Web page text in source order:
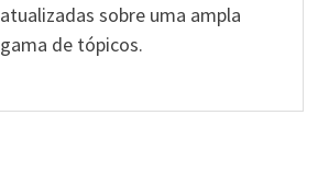
atualizadas sobre uma ampla
gama de tópicos.